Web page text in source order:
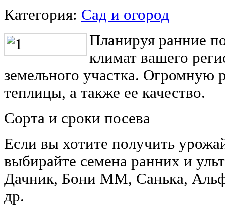
Категория: Сад и огород
Планируя ранние
климат вашего
земельного участка. Огромную
теплицы, а также ее качество.
Сорта и сроки посева
Если вы хотите получить
выбирайте семена ранних и
Дачник, Бони ММ, Санька,
др.